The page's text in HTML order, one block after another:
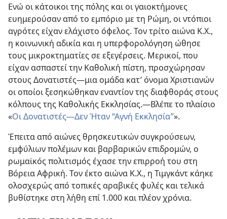
Ενώ οι κάτοικοι της πόλης και οι γαιοκτήμονες
ευημερούσαν από το εμπόριο με τη Ρώμη, οι ντόπιοι
αγρότες είχαν ελάχιστο όφελος. Τον τρίτο αιώνα Κ.Χ.,
η κοινωνική αδικία και η υπερφορολόγηση ώθησε
τους μικροκτηματίες σε εξεγέρσεις. Μερικοί, που
είχαν ασπαστεί την Καθολική πίστη, προσχώρησαν
στους Δονατιστές—μια ομάδα κατ’ όνομα Χριστιανών
οι οποίοι ξεσηκώθηκαν εναντίον της διαφθοράς στους
κόλπους της Καθολικής Εκκλησίας.—Βλέπε το πλαίσιο
«Οι Δονατιστές—Δεν Ήταν “Αγνή Εκκλησία”».
Έπειτα από αιώνες θρησκευτικών συγκρούσεων,
εμφύλιων πολέμων και βαρβαρικών επιδρομών, ο
ρωμαϊκός πολιτισμός έχασε την επιρροή του στη
Βόρεια Αφρική. Τον έκτο αιώνα Κ.Χ., η Τιμγκάντ κάηκε
ολοσχερώς από τοπικές αραβικές φυλές και τελικά
βυθίστηκε στη λήθη επί 1.000 και πλέον χρόνια.